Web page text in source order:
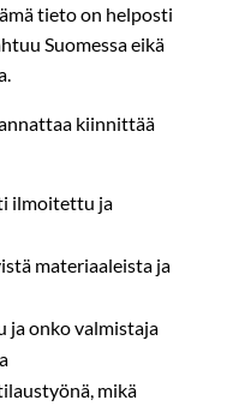
tieto on helposti
Suomessa eikä
kiinnittää
ilmoitettu ja
materiaaleista ja
ja onko valmistaja
mikä